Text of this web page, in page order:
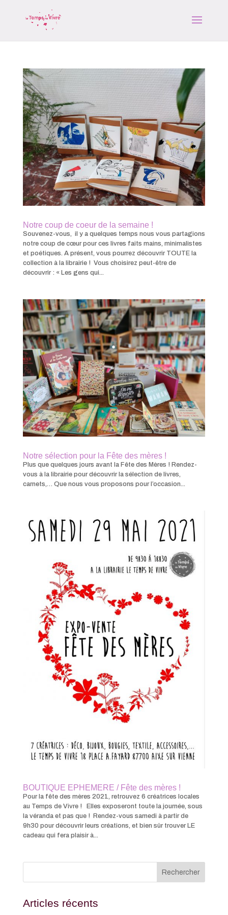
Notre coup de coeur de la semaine !
Souvenez-vous, il y a quelques temps nous vous partagions
notre coup de cœur pour ces livres faits mains, minimalistes
et poétiques. A présent, vous pourrez découvrir TOUTE la
collection à la librairie ! Vous choisirez peut-être de
découvrir : « Les gens qui...
Notre sélection pour la Fête des mères !
Plus que quelques jours avant la Fête des Mères ! Rendez-
vous à la librairie pour découvrir la sélection de livres,
carnets,… Que nous vous proposons pour l’occasion...
BOUTIQUE EPHEMERE / Fête des mères !
Pour la fête des mères 2021, retrouvez 6 créatrices locales
au Temps de Vivre ! Elles exposeront toute la journée, sous
la véranda et pas que ! Rendez-vous samedi à partir de
9h30 pour découvrir leurs créations, et bien sûr trouver LE
cadeau qui fera plaisir à...
Articles récents